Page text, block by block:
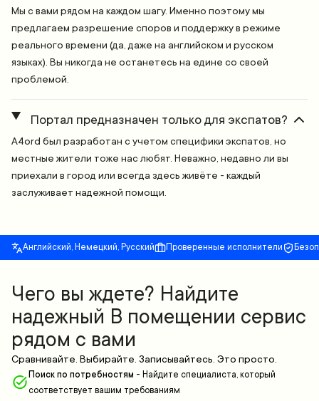
Мы с вами рядом на каждом шагу. Именно поэтому мы
предлагаем разрешение споров и поддержку в режиме
реального времени (да, даже на английском и русском
языках). Вы никогда не останетесь на едине со своей
проблемой.
Портал предназначен только для экспатов?
A4ord был разработан с учетом специфики экспатов, но
местные жители тоже нас любят. Неважно, недавно ли вы
приехали в город или всегда здесь живёте - каждый
заслуживает надежной помощи.
Английский, Немецкий, Русский Проверенные исполнители
Чего вы ждете? Найдите
надежный В помещении сервис
рядом с вами
Сравнивайте. Выбирайте. Записывайтесь. Это просто.
Поиск по потребностям - Найдите специалиста, который
соответствует вашим требованиям